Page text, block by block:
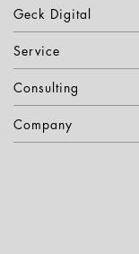
Geck Digital
Service
Consulting
Company